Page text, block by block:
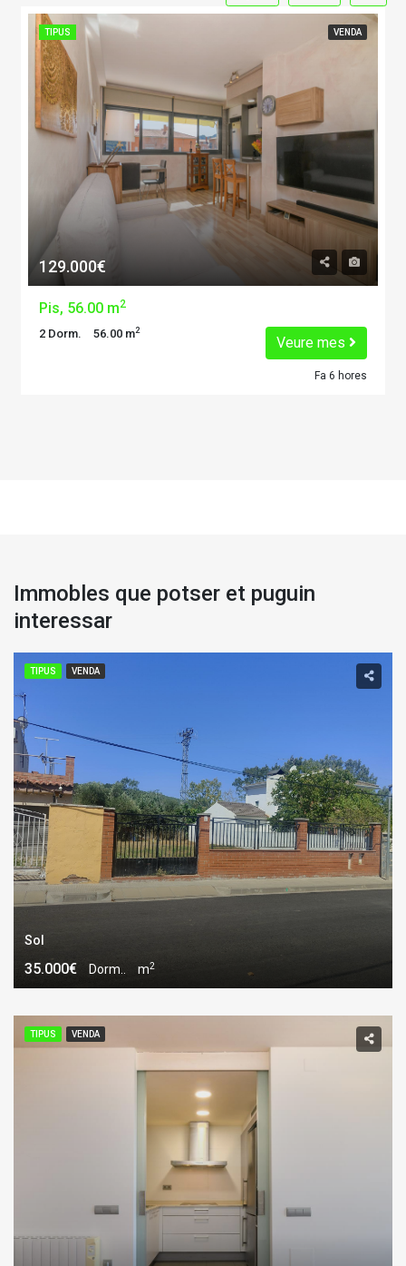
VENDA
TIPUS
129.000€
Pis, 56.00 m2
2 Dorm. 56.00 m2
Veure mes
Fa 6 hores
Immobles que potser et puguin
interessar
TIPUS VENDA
Sol
35.000€ Dorm.. m2
TIPUS VENDA